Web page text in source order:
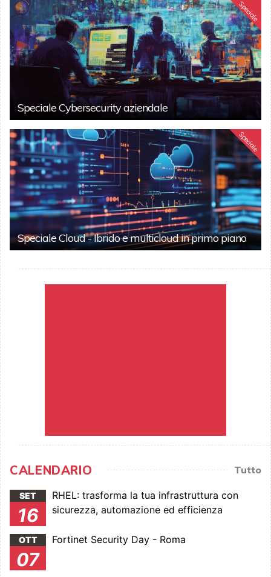
Speciale
Speciale Cybersecurity aziendale
Speciale
Speciale Cloud - Ibrido e multicloud in primo piano
CALENDARIO Tutto
SET
16
RHEL: trasforma la tua infrastruttura con
sicurezza, automazione ed efficienza
OTT
07
Fortinet Security Day - Roma